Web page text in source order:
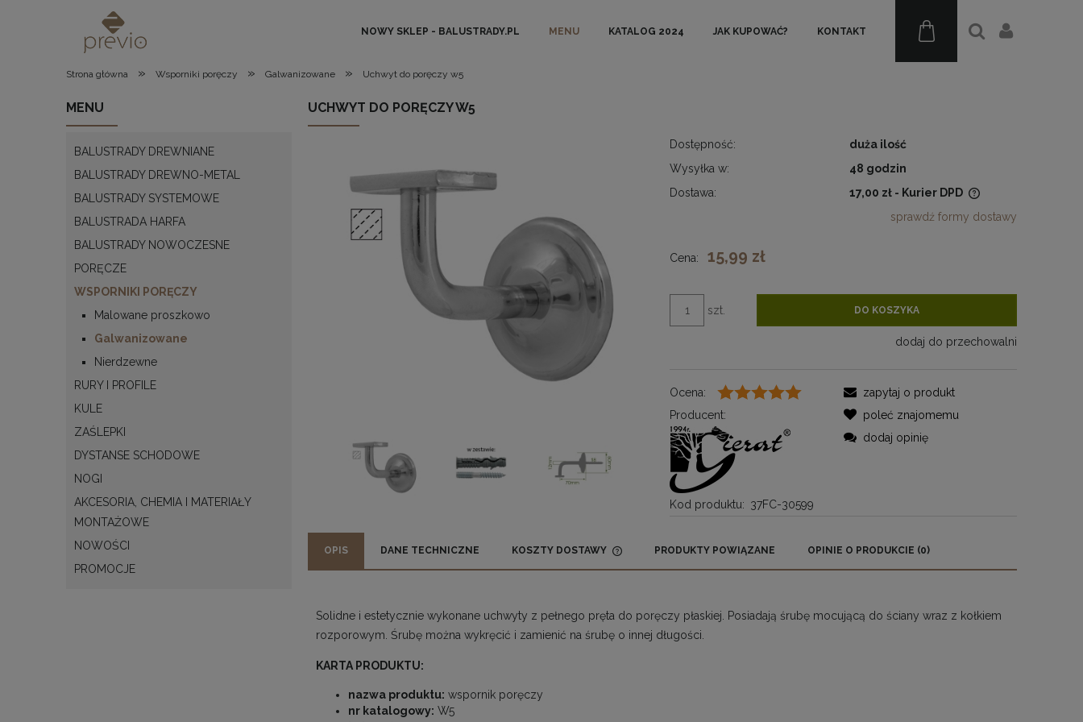
NOWY SKLEP - BALUSTRADY.PL MENU KATALOG 2024 JAK KUPOWAĆ? KONTAKT
Strona główna » Wsporniki poręczy » Galwanizowane » Uchwyt do poręczy w5
MENU
BALUSTRADY DREWNIANE
BALUSTRADY DREWNO-METAL
BALUSTRADY SYSTEMOWE
BALUSTRADA HARFA
BALUSTRADY NOWOCZESNE
PORĘCZE
WSPORNIKI PORĘCZY
Malowane proszkowo
Galwanizowane
Nierdzewne
RURY I PROFILE
KULE
ZAŚLEPKI
DYSTANSE SCHODOWE
NOGI
AKCESORIA, CHEMIA I MATERIAŁY
MONTAŻOWE
NOWOŚCI
PROMOCJE
UCHWYT DO PORĘCZY W5
Dostępność:
duża ilość
Wysyłka w:
48 godzin
Dostawa:
17,00 zł - Kurier DPD
kosztów płatności
sprawdź formy dostawy
Cena: 15,99 zł
szt. DO KOSZYKA
dodaj do przechowalni
Ocena:
Producent:
Kod produktu: 37FC-30599
zapytaj o produkt
poleć znajomemu
dodaj opinię
OPIS DANE TECHNICZNE KOSZTY DOSTAWY
KOSZTÓW PŁATNOŚCI
PRODUKTY POWIĄZANE OPINIE O PRODUKCIE (0)
Solidne i estetycznie wykonane uchwyty z pełnego pręta do poręczy płaskiej. Posiadają śrubę mocującą do ściany wraz z kołkiem
rozporowym. Śrubę można wykręcić i zamienić na śrubę o innej długości.
KARTA PRODUKTU:
nazwa produktu: wspornik poręczy
nr katalogowy: W5